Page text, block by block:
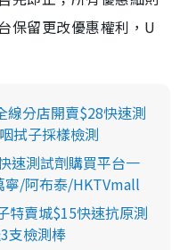
保留更改優惠權利，U
線分店開賣$28快速測
拭子採樣檢測
速測試劑購買平台一
寧/阿布泰/HKTVmall
特賣城$15快速抗原測
支檢測棒